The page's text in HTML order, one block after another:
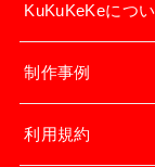
KuKuKeKeにつ
制作事例
利用規約